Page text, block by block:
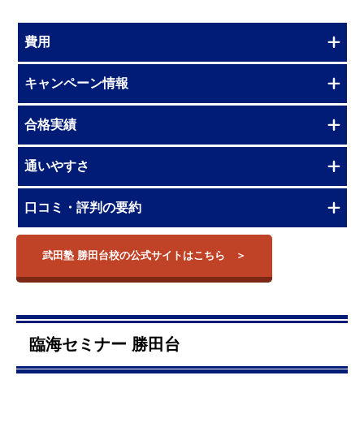
費用
キャンペーン情報
合格実績
通いやすさ
口コミ・評判の要約
武田塾 勝田台校の公式サイトはこちら
臨海セミナー 勝田台